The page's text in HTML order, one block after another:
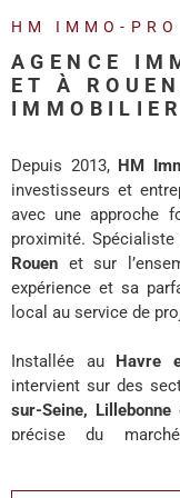
HM IMMO-PRO
AGENCE
ET À
Depuis 2013, HM
investisseurs et
avec une approche
proximité. Spécialiste
Rouen et sur
expérience et sa
local au service de
Installée au Havre
intervient sur des
sur-Seine, Lillebonne
précise du